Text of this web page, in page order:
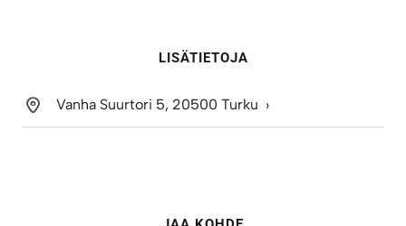
LISÄTIETOJA
Vanha Suurtori 5, 20500 Turku